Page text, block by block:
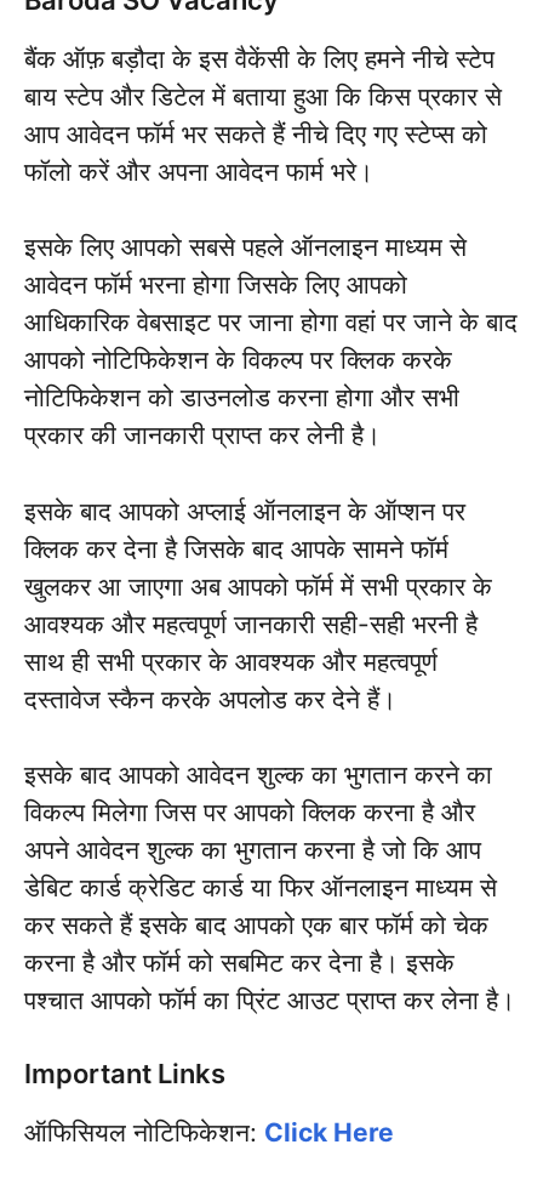
बैंक ऑफ़ बड़ौदा के इस वैकेंसी के लिए हमने नीचे स्टेप
बाय स्टेप और डिटेल में बताया हुआ कि किस प्रकार से
आप आवेदन फॉर्म भर सकते हैं नीचे दिए गए स्टेप्स को
फॉलो करें और अपना आवेदन फार्म भरे।
इसके लिए आपको सबसे पहले ऑनलाइन माध्यम से
आवेदन फॉर्म भरना होगा जिसके लिए आपको
आधिकारिक वेबसाइट पर जाना होगा वहां पर जाने के बाद
आपको नोटिफिकेशन के विकल्प पर क्लिक करके
नोटिफिकेशन को डाउनलोड करना होगा और सभी
प्रकार की जानकारी प्राप्त कर लेनी है।
इसके बाद आपको अप्लाई ऑनलाइन के ऑप्शन पर
क्लिक कर देना है जिसके बाद आपके सामने फॉर्म
खुलकर आ जाएगा अब आपको फॉर्म में सभी प्रकार के
आवश्यक और महत्वपूर्ण जानकारी सही-सही भरनी है
साथ ही सभी प्रकार के आवश्यक और महत्वपूर्ण
दस्तावेज स्कैन करके अपलोड कर देने हैं।
इसके बाद आपको आवेदन शुल्क का भुगतान करने का
विकल्प मिलेगा जिस पर आपको क्लिक करना है और
अपने आवेदन शुल्क का भुगतान करना है जो कि आप
डेबिट कार्ड क्रेडिट कार्ड या फिर ऑनलाइन माध्यम से
कर सकते हैं इसके बाद आपको एक बार फॉर्म को चेक
करना है और फॉर्म को सबमिट कर देना है। इसके
पश्चात आपको फॉर्म का प्रिंट आउट प्राप्त कर लेना है।
Important Links
ऑफिसियल नोटिफिकेशन: Click Here